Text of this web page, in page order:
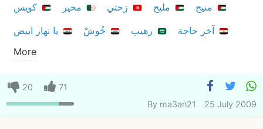
كويس
مخير زحتي مليح
منيح
يا نهار ابيض
خُوشْ رهيب
آخر حاجة
More
20
71
By ma3an21 25 July 2009